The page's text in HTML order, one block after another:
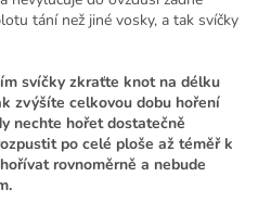
tání než jiné vosky, a tak svíčky
svíčky zkraťte knot na délku
zvýšíte celkovou dobu hoření
nechte hořet dostatečně
po celé ploše až téměř k
rovnoměrně a nebude